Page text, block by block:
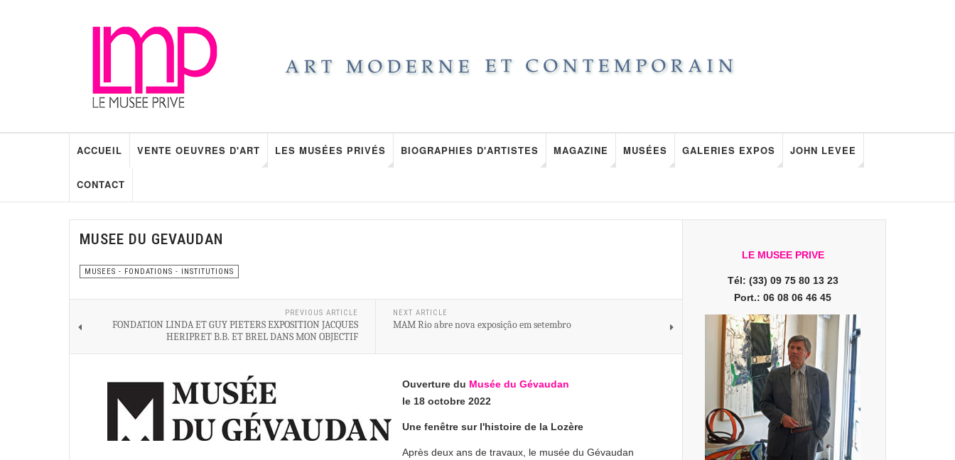
ACCUEIL VENTE OEUVRES D'ART LES MUSÉES PRIVÉS BIOGRAPHIES D'ARTISTES MAGAZINE MUSÉES GALERIES EXPOS JOHN LEVEE
CONTACT
MUSEE DU GEVAUDAN
MUSEES - FONDATIONS - INSTITUTIONS
PREVIOUS ARTICLE
FONDATION LINDA ET GUY PIETERS EXPOSITION JACQUES
HERIPRET B.B. ET BREL DANS MON OBJECTIF
NEXT ARTICLE
MAM Rio abre nova exposição em setembro
Ouverture du Musée du Gévaudan
le 18 octobre 2022
Une fenêtre sur l'histoire de la Lozère
Après deux ans de travaux, le musée du Gévaudan
LE MUSEE PRIVE
Tél: (33) 09 75 80 13 23
Port.: 06 08 06 46 45